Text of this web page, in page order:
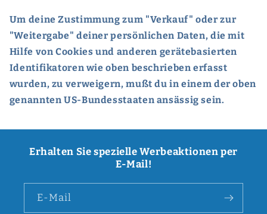
Um deine Zustimmung zum "Verkauf" oder zur
"Weitergabe" deiner persönlichen Daten, die mit
Hilfe von Cookies und anderen gerätebasierten
Identifikatoren wie oben beschrieben erfasst
wurden, zu verweigern, mußt du in einem der oben
genannten US-Bundesstaaten ansässig sein.
Erhalten Sie spezielle Werbeaktionen per
E-Mail!
E-Mail